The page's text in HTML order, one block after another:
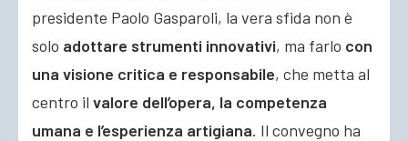
presidente Paolo Gasparoli, la vera sfida non è
solo adottare strumenti innovativi, ma farlo con
una visione critica e responsabile, che metta al
centro il valore dell’opera, la competenza
umana e l’esperienza artigiana. Il convegno ha